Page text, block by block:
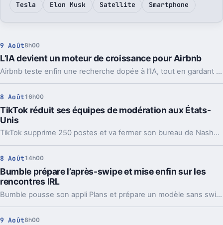
Tesla
Elon Musk Satellite Smartphone
9 Août8h00
L’IA devient un moteur de croissance pour Airbnb
Airbnb teste enfin une recherche dopée à l’IA, tout en gardant son interface classique. En coulisses, la tech change déjà le rythme du produit.
8 Août 16h00
TikTok réduit ses équipes de modération aux États-
Unis
TikTok supprime 250 postes et va fermer son bureau de Nashville en octobre. Derrière cette coupe, on voit aussi la montée de l’IA dans la modération.
8 Août 14h00
Bumble prépare l’après-swipe et mise enfin sur les
rencontres IRL
Bumble pousse son appli Plans et prépare un modèle sans swipe. Derrière le virage, un signal clair sur la fatigue des jeunes face au dating classique.
9 Août8h00